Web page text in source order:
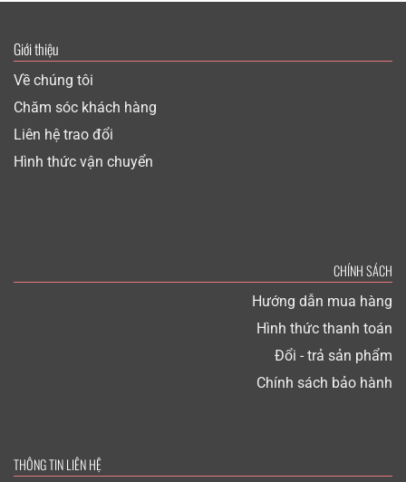
Giới thiệu
Về chúng tôi
Chăm sóc khách hàng
Liên hệ trao đổi
Hình thức vận chuyển
CHÍNH SÁCH
Hướng dẫn mua hàng
Hình thức thanh toán
Đổi - trả sản phẩm
Chính sách bảo hành
THÔNG TIN LIÊN HỆ